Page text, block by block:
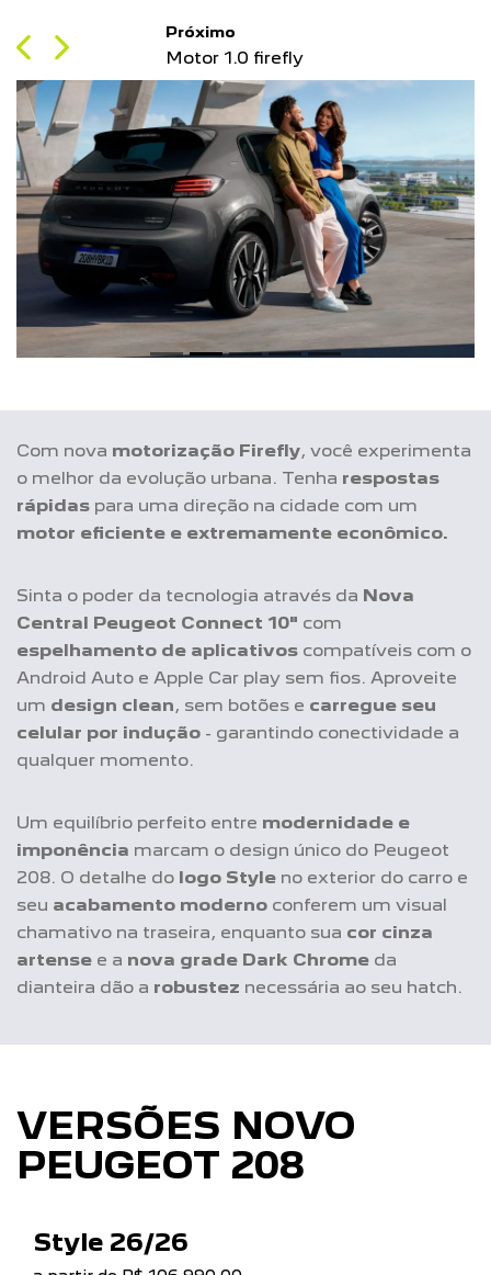
Previous
Next
Próximo
Motor 1.0 firefly
Com nova motorização Firefly, você experimenta
o melhor da evolução urbana. Tenha respostas
rápidas para uma direção na cidade com um
motor eficiente e extremamente econômico.
Sinta o poder da tecnologia através da Nova
Central Peugeot Connect 10" com
espelhamento de aplicativos compatíveis com o
Android Auto e Apple Car play sem fios. Aproveite
um design clean, sem botões e carregue seu
celular por indução - garantindo conectividade a
qualquer momento.
Um equilíbrio perfeito entre modernidade e
imponência marcam o design único do Peugeot
208. O detalhe do logo Style no exterior do carro e
seu acabamento moderno conferem um visual
chamativo na traseira, enquanto sua cor cinza
artense e a nova grade Dark Chrome da
dianteira dão a robustez necessária ao seu hatch.
VERSÕES NOVO
PEUGEOT 208
Style 26/26